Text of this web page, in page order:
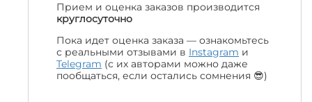
Прием и оценка заказов производится
круглосуточно
Пока идет оценка заказа — ознакомьтесь
с реальными отзывами в Instagram и
Telegram (с их авторами можно даже
пообщаться, если остались сомнения 😎)